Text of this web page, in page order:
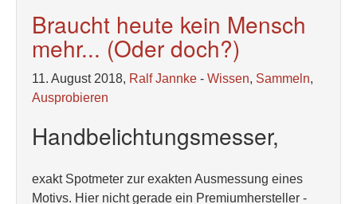
Braucht heute kein Mensch
mehr... (Oder doch?)
11. August 2018, Ralf Jannke - Wissen, Sammeln,
Ausprobieren
Handbelichtungsmesser,
exakt Spotmeter zur exakten Ausmessung eines
Motivs. Hier nicht gerade ein Premiumhersteller -